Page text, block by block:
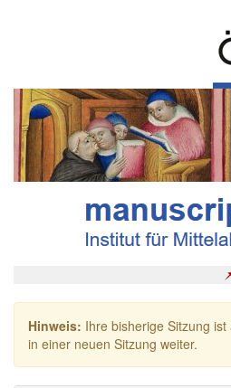
Hinweis: Ihre bisherige Sitzung
in einer neuen Sitzung weiter.